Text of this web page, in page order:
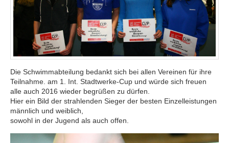
Die Schwimmabteilung bedankt sich bei allen Vereinen für ihre
Teilnahme. am 1. Int. Stadtwerke-Cup und würde sich freuen
alle auch 2016 wieder begrüßen zu dürfen.
Hier ein Bild der strahlenden Sieger der besten Einzelleistungen
männlich und weiblich,
sowohl in der Jugend als auch offen.